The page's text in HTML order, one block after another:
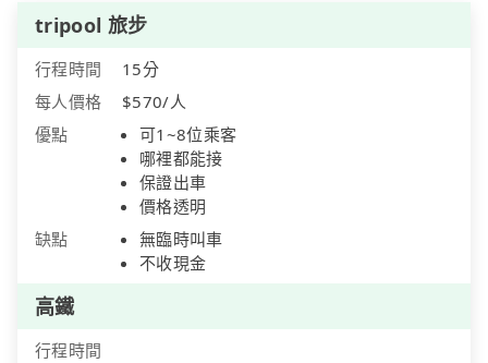
tripool 旅步
行程時間
15分
每人價格
$570/人
優點
可1~8位乘客
哪裡都能接
保證出車
價格透明
缺點
無臨時叫車
不收現金
高鐵
行程時間